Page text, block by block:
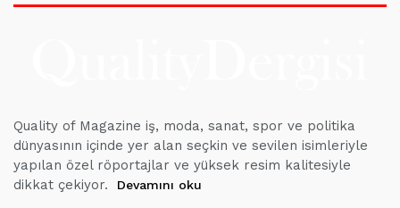
Quality of Magazine iş, moda, sanat, spor ve politika
dünyasının içinde yer alan seçkin ve sevilen isimleriyle
yapılan özel röportajlar ve yüksek resim kalitesiyle
dikkat çekiyor.
Devamını oku